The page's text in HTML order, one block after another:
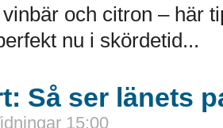
och citron – här
nu i skördetid...
Så ser länets
15:00